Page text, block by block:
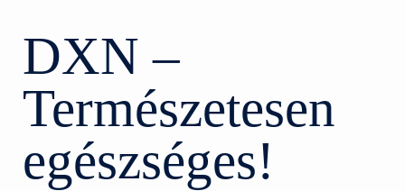
DXN –
Természetesen
egészséges!